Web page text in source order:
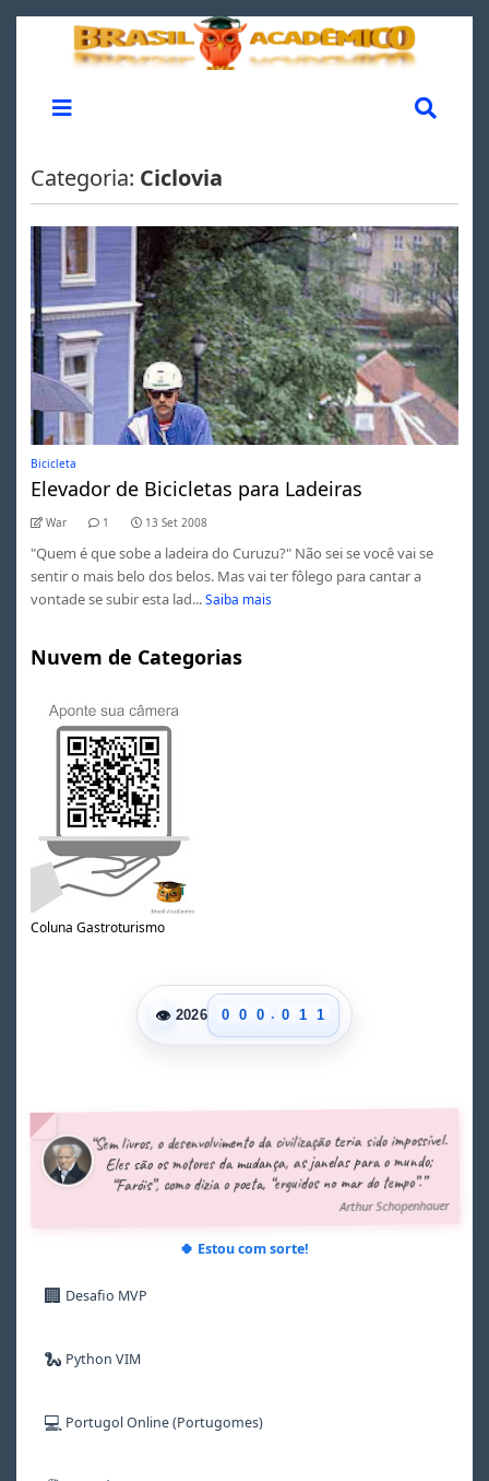
Categoria: Ciclovia
Bicicleta
Elevador de Bicicletas para Ladeiras
War 1 13 Set 2008
"Quem é que sobe a ladeira do Curuzu?" Não sei se você vai se
sentir o mais belo dos belos. Mas vai ter fôlego para cantar a
vontade se subir esta lad... Saiba mais
Nuvem de Categorias
Coluna Gastroturismo
👁 2026
0
1
6
7
8
0
1
6
7
8
0
1
6
7
8
. 0
1
6
7
8
0
1
2
7
8
9
0
1
2
7
8
9
“Sem livros, o desenvolvimento da civilização teria sido impossível.
Eles são os motores da mudança, as janelas para o mundo;
“Faróis”, como dizia o poeta, “erguidos no mar do tempo”.”
Arthur Schopenhauer
🍀 Estou com sorte!
🏢 Desafio MVP
🐍 Python VIM
💻 Portugol Online (Portugomes)